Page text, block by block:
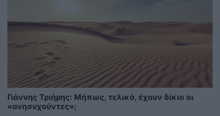
Γιάννης Τριήρης: Μήπως, τελικά, έχουν δίκιο οι
«ανησυχούντες»;